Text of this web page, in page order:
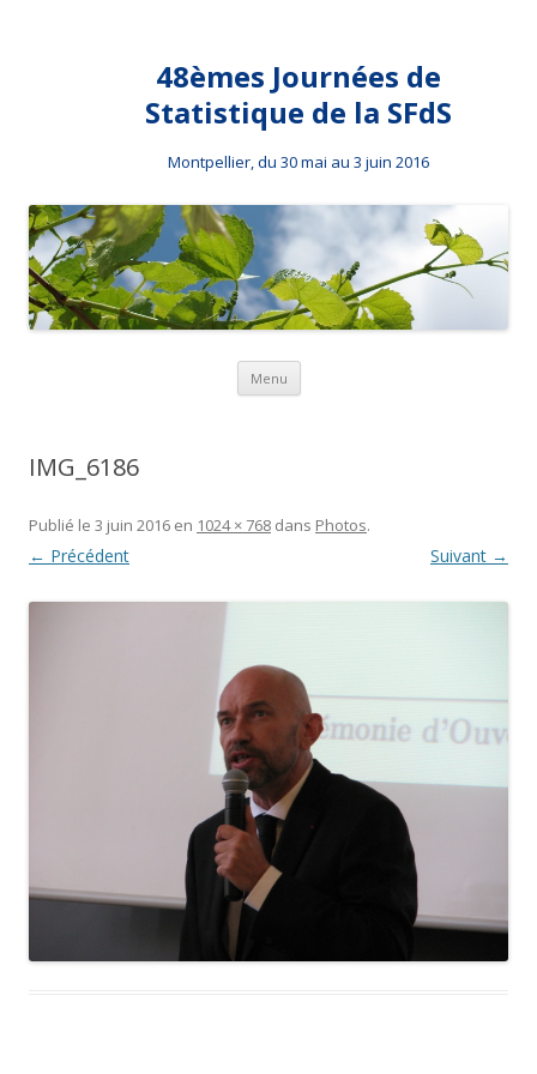
48èmes Journées de
Statistique de la SFdS
Montpellier, du 30 mai au 3 juin 2016
Menu Aller au contenu principal
IMG_6186
Publié le 3 juin 2016 en 1024 × 768 dans Photos.
← Précédent Suivant →